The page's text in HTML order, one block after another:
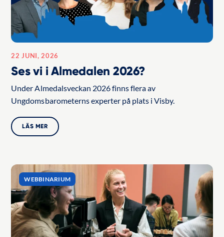
22 JUNI, 2026
Ses vi i Almedalen 2026?
Under Almedalsveckan 2026 finns flera av
Ungdomsbarometerns experter på plats i Visby.
LÄS MER
WEBBINARIUM